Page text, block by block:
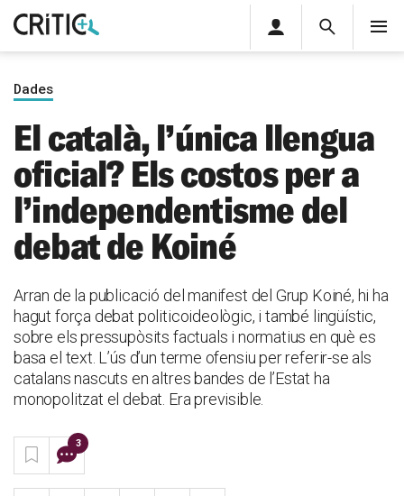
Cerca
privada
Inicia sessió
Dades
El català, l’única llengua
oficial? Els costos per a
l’independentisme del
debat de Koiné
Arran de la publicació del manifest del Grup Koiné, hi ha
hagut força debat politicoideològic, i també lingüístic,
sobre els pressupòsits factuals i normatius en què es
basa el text. L’ús d’un terme ofensiu per referir-se als
catalans nascuts en altres bandes de l’Estat ha
monopolitzat el debat. Era previsible.
3